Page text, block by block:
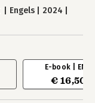
Engels
2024
E-book | EN
€ 16,50